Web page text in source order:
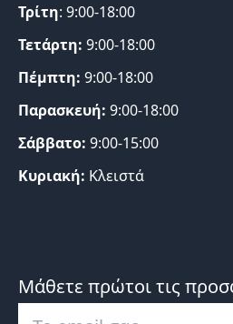
Τρίτη: 9:00-18:00
Τετάρτη: 9:00-18:00
Πέμπτη: 9:00-18:00
Παρασκευή: 9:00-18:00
Σάββατο: 9:00-15:00
Κυριακή: Κλειστά
Μάθετε πρώτοι τις